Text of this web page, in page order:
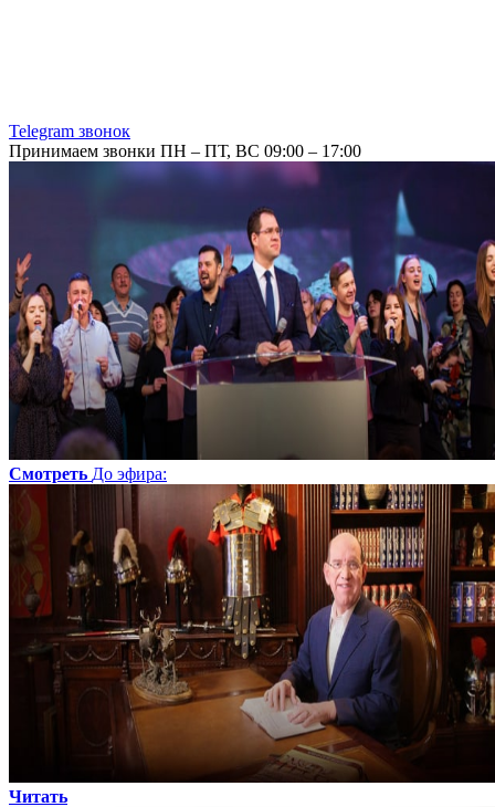
Telegram звонок
Принимаем звонки ПН – ПТ, ВС 09:00 – 17:00
Смотреть До эфира:
Читать